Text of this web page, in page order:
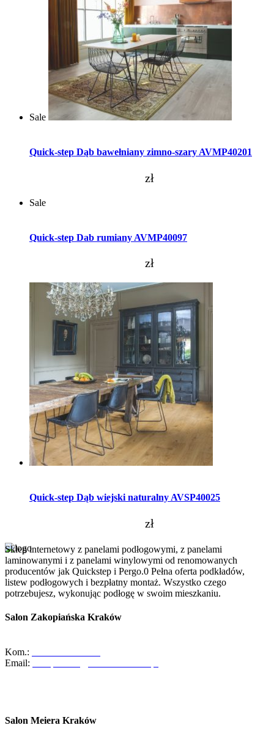
Sale
Quick-step Dąb bawełniany zimno-szary AVMP40201
zł
Sale
Quick-step Dab rumiany AVMP40097
zł
Quick-step Dąb wiejski naturalny AVSP40025
zł
Sklep internetowy z panelami podłogowymi, z panelami
laminowanymi i z panelami winylowymi od renomowanych
producentów jak Quickstep i Pergo.0 Pełna oferta podkładów,
listew podłogowych i bezpłatny montaż. Wszystko czego
potrzebujesz, wykonując podłogę w swoim mieszkaniu.
Salon Zakopiańska Kraków
Kom.:
Email:
Salon Meiera Kraków